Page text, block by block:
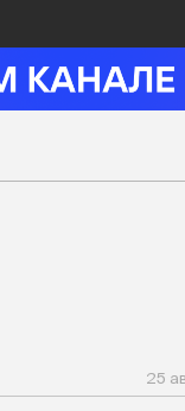
25